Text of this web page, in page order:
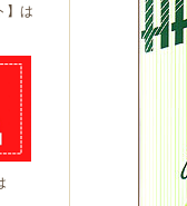
】は